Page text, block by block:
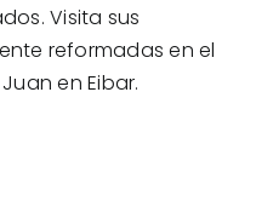
Visita sus
reformadas en el
en Eibar.